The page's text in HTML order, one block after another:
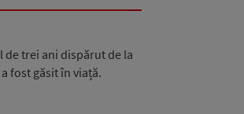
de trei ani dispărut de la
fost găsit în viață.